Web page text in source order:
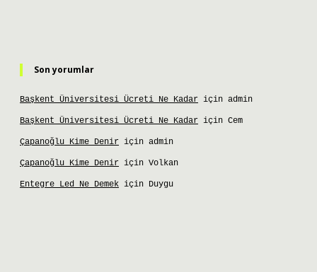
Son yorumlar
Başkent Üniversitesi Ücreti Ne Kadar için admin
Başkent Üniversitesi Ücreti Ne Kadar için Cem
Çapanoğlu Kime Denir için admin
Çapanoğlu Kime Denir için Volkan
Entegre Led Ne Demek için Duygu